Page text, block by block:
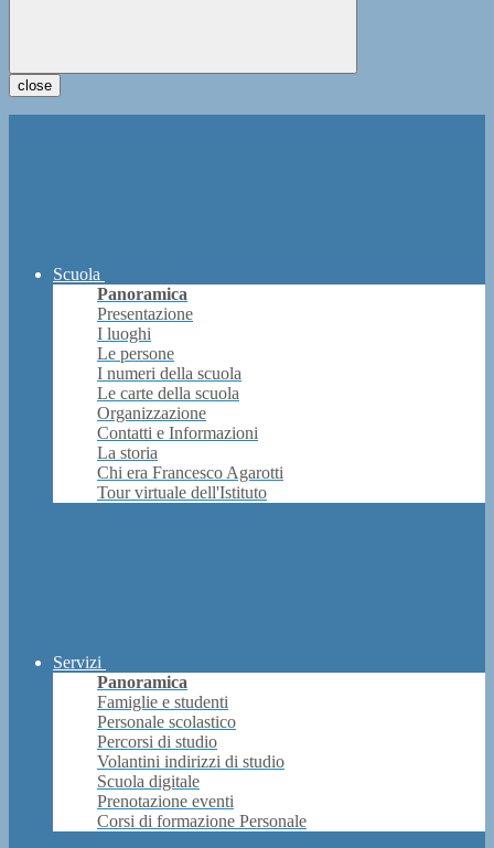
close
Scuola
Panoramica
Presentazione
I luoghi
Le persone
I numeri della scuola
Le carte della scuola
Organizzazione
Contatti e Informazioni
La storia
Chi era Francesco Agarotti
Tour virtuale dell'Istituto
Servizi
Panoramica
Famiglie e studenti
Personale scolastico
Percorsi di studio
Volantini indirizzi di studio
Scuola digitale
Prenotazione eventi
Corsi di formazione Personale